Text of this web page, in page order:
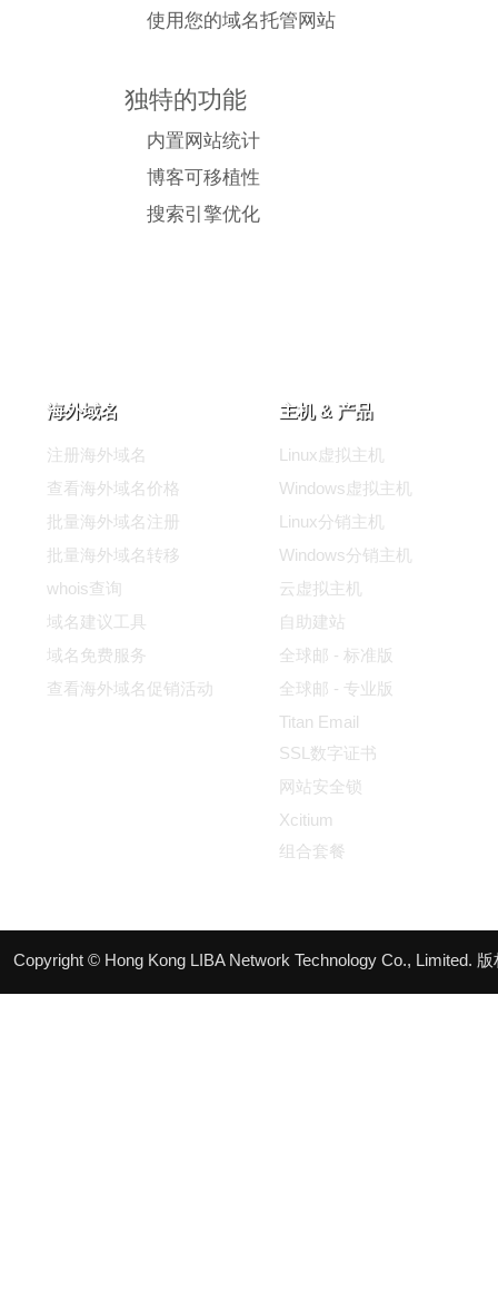
使用您的域名托管网站
独特的功能
内置网站统计
博客可移植性
搜索引擎优化
海外域名
注册海外域名
查看海外域名价格
批量海外域名注册
批量海外域名转移
whois查询
域名建议工具
域名免费服务
查看海外域名促销活动
主机 & 产品
Linux虚拟主机
Windows虚拟主机
Linux分销主机
Windows分销主机
云虚拟主机
自助建站
全球邮 - 标准版
全球邮 - 专业版
Titan Email
SSL数字证书
网站安全锁
Xcitium
组合套餐
Copyright © Hong Kong LIBA Network Technology Co., Limited.